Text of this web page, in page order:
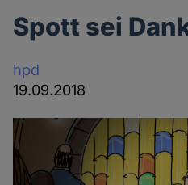
Spott sei
hpd
19.09.2018